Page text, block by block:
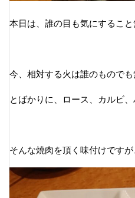
本日は、誰の目も気にするこ
今、相対する火は誰のもので
とばかりに、ロース、カルビ
そんな焼肉を頂く味付けですが